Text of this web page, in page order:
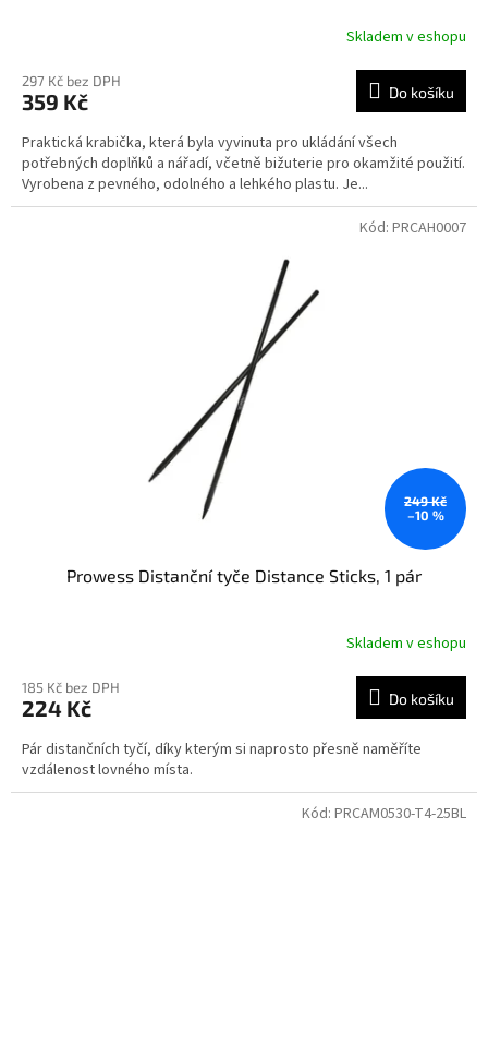
Skladem v eshopu
297 Kč bez DPH
359 Kč Do košíku
Praktická krabička, která byla vyvinuta pro ukládání všech
potřebných doplňků a nářadí, včetně bižuterie pro okamžité použití.
Vyrobena z pevného, odolného a lehkého plastu. Je...
249 Kč
–10 %
Prowess Distanční tyče Distance Sticks, 1 pár
Skladem v eshopu
185 Kč bez DPH
224 Kč Do košíku
Pár distančních tyčí, díky kterým si naprosto přesně naměříte
vzdálenost lovného místa.
Kód: PRCAH0007
Kód: PRCAM0530-T4-25BL